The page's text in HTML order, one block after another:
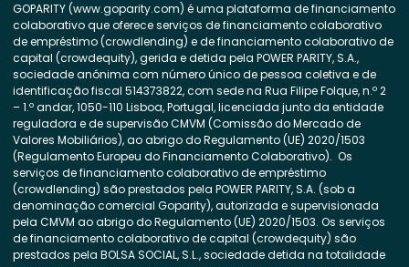
GOPARITY (www.goparity.com) é uma plataforma de financiamento
colaborativo que oferece serviços de financiamento colaborativo
de empréstimo (crowdlending) e de financiamento colaborativo de
capital (crowdequity), gerida e detida pela POWER PARITY, S.A.,
sociedade anónima com número único de pessoa coletiva e de
identificação fiscal 514373822, com sede na Rua Filipe Folque, n.º 2
– 1.º andar, 1050-110 Lisboa, Portugal, licenciada junto da entidade
reguladora e de supervisão CMVM (Comissão do Mercado de
Valores Mobiliários), ao abrigo do Regulamento (UE) 2020/1503
(Regulamento Europeu do Financiamento Colaborativo). Os
serviços de financiamento colaborativo de empréstimo
(crowdlending) são prestados pela POWER PARITY, S.A. (sob a
denominação comercial Goparity), autorizada e supervisionada
pela CMVM ao abrigo do Regulamento (UE) 2020/1503. Os serviços
de financiamento colaborativo de capital (crowdequity) são
prestados pela BOLSA SOCIAL, S.L., sociedade detida na totalidade